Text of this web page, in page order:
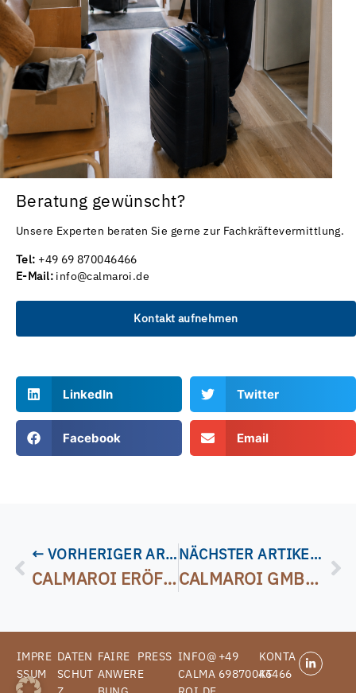
Beratung gewünscht?
Unsere Experten beraten Sie gerne zur Fachkräftevermittlung.
Tel: +49 69 870046466
E-Mail:info@calmaroi.de
Kontakt aufnehmen
LinkedIn Twitter
Facebook Email
← VORHERIGER ARTIKEL
CALMAROI ERÖFFNET TALENT HUB IN PARAGUAY UND TREIBT EXPANSION IN LATEINAMERIKA VORAN
NÄCHSTER ARTIKEL →
CALMAROI GMBH ENGAGIERT SICH FÜR INNOVATIVE SPITZENMEDIZIN AM UKSH
IMPRE
SSUM
DATEN
SCHUT
FAIRE
ANWER
PRESS
E
INFO@
CALMA
+49
69870046466
KONTA
KT